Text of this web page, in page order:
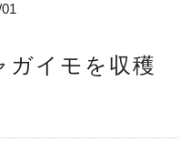
ガイモを収穫